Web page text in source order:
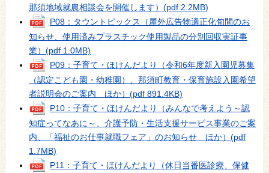
那須地域就農相談会を開催します） (pdf 2.2MB)
P08：タウントピックス（屋外広告物適正化旬間のお
知らせ、使用済みプラスチック使用製品の分別回収実証事
業） (pdf 1.0MB)
P09：子育て・ほけんだより（令和6年度新入園児募集
（認定こども園・幼稚園）、那須町教育・保育施設入園希望
者説明会のご案内 ほか） (pdf 891.4KB)
P10：子育て・ほけんだより（みんなで考えよう～認
知症ってなあに～、介護予防・生活支援サービス事業のご案
内、「福祉のお仕事就職フェア」のお知らせ ほか） (pdf
1.7MB)
P11：子育て・ほけんだより（休日当番医診療、保健